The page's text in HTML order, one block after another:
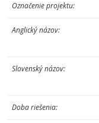
Označenie projektu:
Anglický názov:
Slovenský názov:
Doba riešenia: